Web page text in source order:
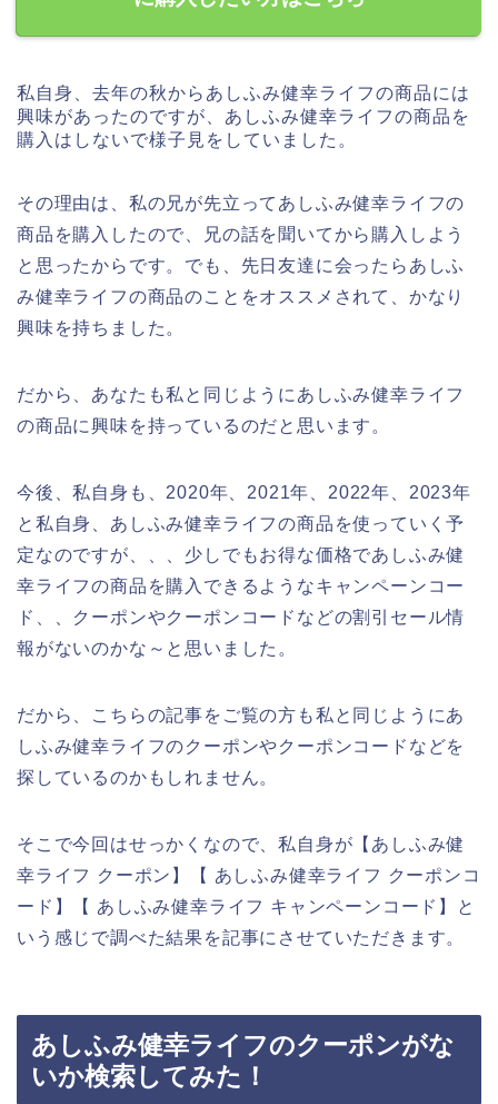
私自身、去年の秋からあしふみ健幸ライフの商品には
興味があったのですが、あしふみ健幸ライフの商品を
購入はしないで様子見をしていました。
その理由は、私の兄が先立ってあしふみ健幸ライフの
商品を購入したので、兄の話を聞いてから購入しよう
と思ったからです。でも、先日友達に会ったらあしふ
み健幸ライフの商品のことをオススメされて、かなり
興味を持ちました。
だから、あなたも私と同じようにあしふみ健幸ライフ
の商品に興味を持っているのだと思います。
今後、私自身も、2020年、2021年、2022年、2023年
と私自身、あしふみ健幸ライフの商品を使っていく予
定なのですが、、、少しでもお得な価格であしふみ健
幸ライフの商品を購入できるようなキャンペーンコー
ド、、クーポンやクーポンコードなどの割引セール情
報がないのかな～と思いました。
だから、こちらの記事をご覧の方も私と同じようにあ
しふみ健幸ライフのクーポンやクーポンコードなどを
探しているのかもしれません。
そこで今回はせっかくなので、私自身が【あしふみ健
幸ライフ クーポン】【 あしふみ健幸ライフ クーポンコ
ード】【 あしふみ健幸ライフ キャンペーンコード】と
いう感じで調べた結果を記事にさせていただきます。
あしふみ健幸ライフのクーポンがな
いか検索してみた！